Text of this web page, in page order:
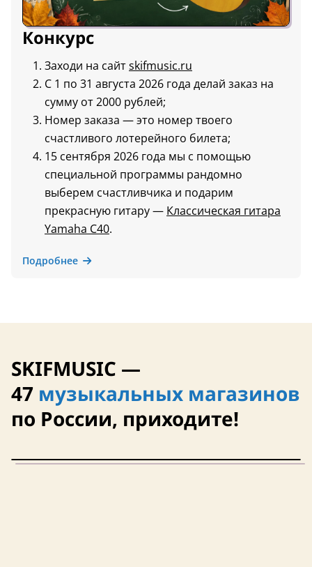
Конкурс
Заходи на сайтskifmusic.ru
С 1 по 31 августа 2026 года делай заказ на
сумму от 2000 рублей;
Номер заказа — это номер твоего
счастливого лотерейного билета;
15 сентября 2026 года мы с помощью
специальной программы рандомно
выберем счастливчика и подарим
прекрасную гитару — Классическая гитара
Yamaha C40.
Подробнее
SKIFMUSIC —
47 музыкальных магазинов
по России, приходите!